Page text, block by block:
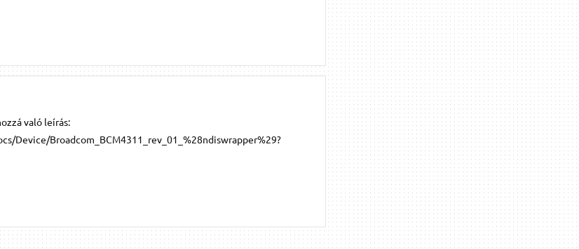
való leírás:
Device/Broadcom_BCM4311_rev_01_%28ndiswrapper%29?